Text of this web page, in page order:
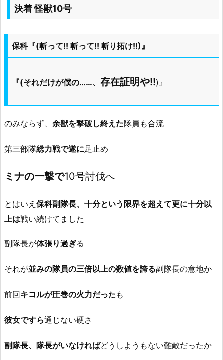
決着 怪獣10号
保科『(斬って!! 斬って!! 斬り拓け!!)』
『(それだけが僕の……、 存在証明や!!)』
のみならず、 余獣を撃破し終えた隊員も合流
第三部隊総力戦で遂に足止め
ミナの一撃で10号討伐へ
とはいえ 保科副隊長、十分という限界を超えて更に十分以
上は戦い続けてました
副隊長が体張り過ぎる
それが並みの隊員の三倍以上の数値を誇る副隊長の意地か
前回キコルが圧巻の火力だった も
彼女ですら通じない硬さ
副隊長、隊長がいなければどうしようもない難敵だったか